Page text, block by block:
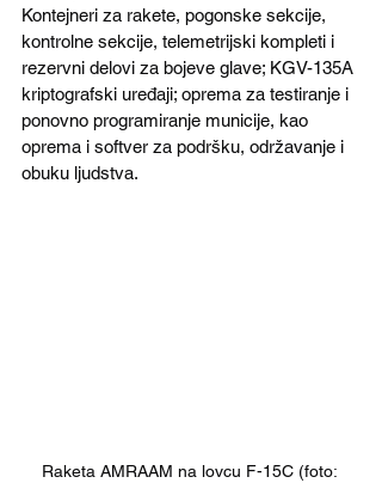
Kontejneri za rakete, pogonske sekcije,
kontrolne sekcije, telemetrijski kompleti i
rezervni delovi za bojeve glave; KGV-135A
kriptografski uređaji; oprema za testiranje i
ponovno programiranje municije, kao
oprema i softver za podršku, održavanje i
obuku ljudstva.
Raketa AMRAAM na lovcu F-15C (foto: